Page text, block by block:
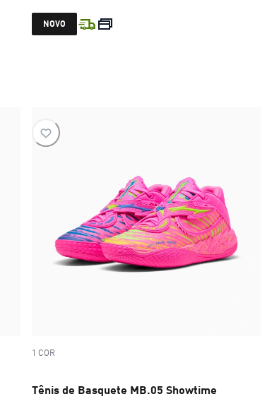
preço atual R$ 1.199,99
NOVO
1 COR
Tênis de Basquete MB.05 Showtime